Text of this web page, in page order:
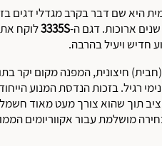
היא שם דבר בקרב מגדלי דגים
ארוכות. דגם ה-3335Sלוקח את
חדיש ויעיל בהרבה.
חיצונית, המפנה מקום יקר
רגיל. בזכות הנדסת המנוע
תוך שהוא צורך מעט מאוד
מושלמת עבור אקווריומים